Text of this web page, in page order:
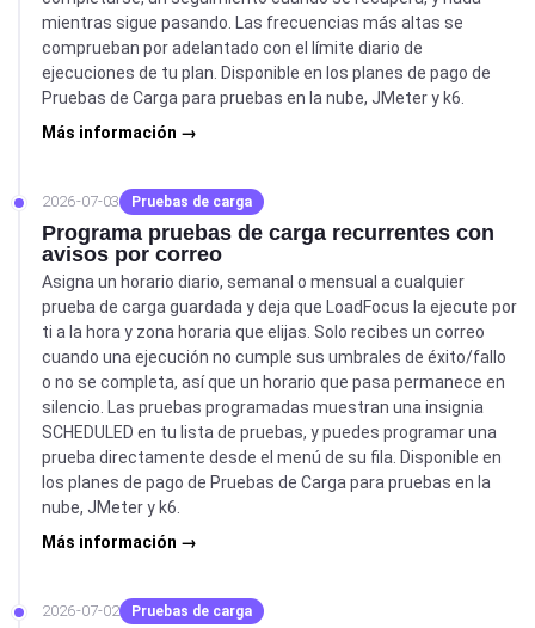
mientras sigue pasando. Las frecuencias más altas se
comprueban por adelantado con el límite diario de
ejecuciones de tu plan. Disponible en los planes de pago de
Pruebas de Carga para pruebas en la nube, JMeter y k6.
Más información →
2026-07-03 Pruebas de carga
Programa pruebas de carga recurrentes con
avisos por correo
Asigna un horario diario, semanal o mensual a cualquier
prueba de carga guardada y deja que LoadFocus la ejecute por
ti a la hora y zona horaria que elijas. Solo recibes un correo
cuando una ejecución no cumple sus umbrales de éxito/fallo
o no se completa, así que un horario que pasa permanece en
silencio. Las pruebas programadas muestran una insignia
SCHEDULED en tu lista de pruebas, y puedes programar una
prueba directamente desde el menú de su fila. Disponible en
los planes de pago de Pruebas de Carga para pruebas en la
nube, JMeter y k6.
Más información →
2026-07-02 Pruebas de carga